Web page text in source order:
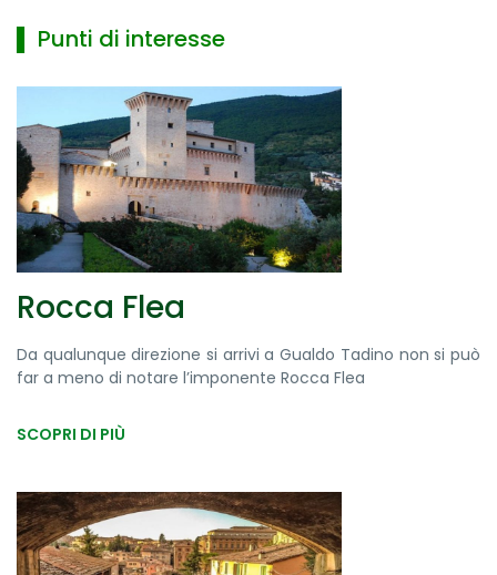
▌ Punti di interesse
Rocca Flea
Da qualunque direzione si arrivi a Gualdo Tadino non si può
far a meno di notare l’imponente Rocca Flea
SCOPRI DI PIÙ